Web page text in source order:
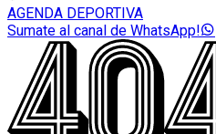
AGENDA DEPORTIVA
Sumate al canal de WhatsApp!